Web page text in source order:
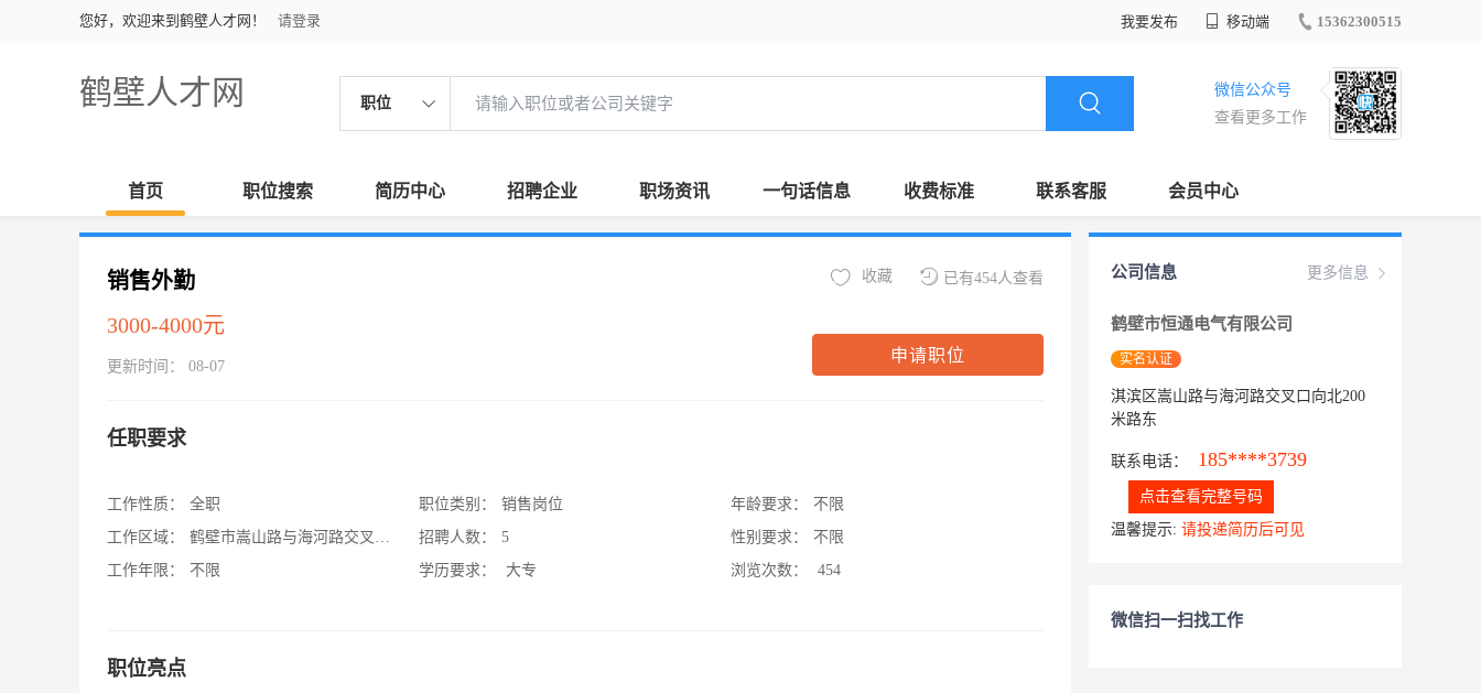
您好，欢迎来到鹤壁人才网！ 请登录 我要发布 移动端 15362300515
鹤壁人才网 职位
微信公众号
查看更多工作
首页 职位搜索 简历中心 招聘企业 职场资讯 一句话信息 收费标准 联系客服 会员中心
销售外勤
3000-4000元
更新时间： 08-07
已有454人查看
收藏
申请职位
任职要求
工作性质：
全职
工作区域：
鹤壁市嵩山路与海河路交叉口向北200米路东
工作年限：
不限
职位类别：
销售岗位
招聘人数：
5
学历要求：
大专
年龄要求：
不限
性别要求：
不限
浏览次数：
454
职位亮点
更多信息
公司信息
鹤壁市恒通电气有限公司
实名认证
淇滨区嵩山路与海河路交叉口向北200
米路东
联系电话： 185****3739
点击查看完整号码
温馨提示: 请投递简历后可见
微信扫一扫找工作